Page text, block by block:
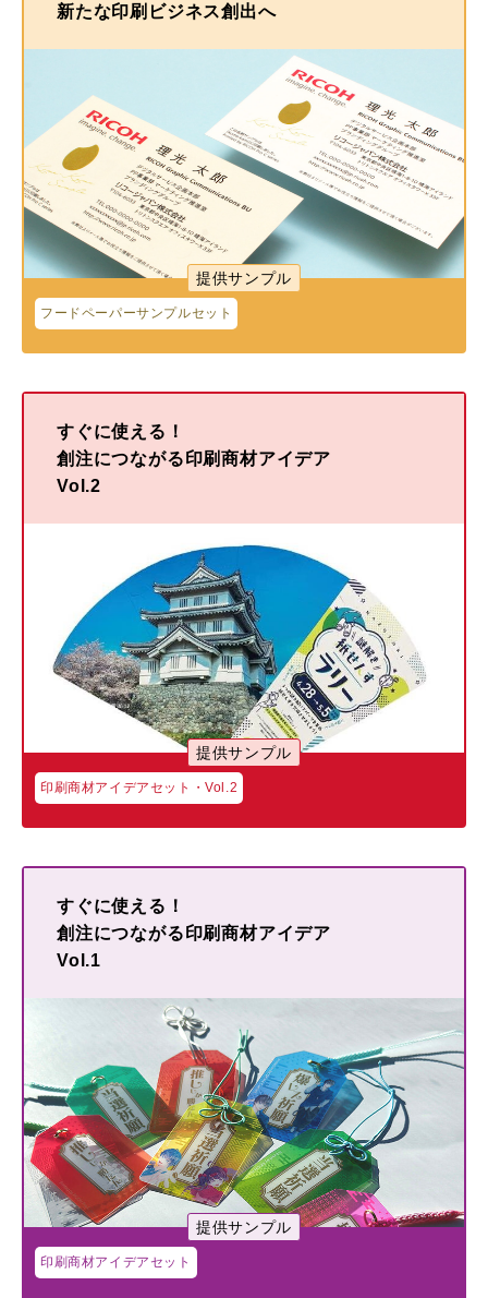
新たな印刷ビジネス創出へ
提供サンプル
フードペーパーサンプルセット
すぐに使える！
創注につながる印刷商材アイデア
Vol.2
提供サンプル
印刷商材アイデアセット・Vol.2
すぐに使える！
創注につながる印刷商材アイデア
Vol.1
提供サンプル
印刷商材アイデアセット